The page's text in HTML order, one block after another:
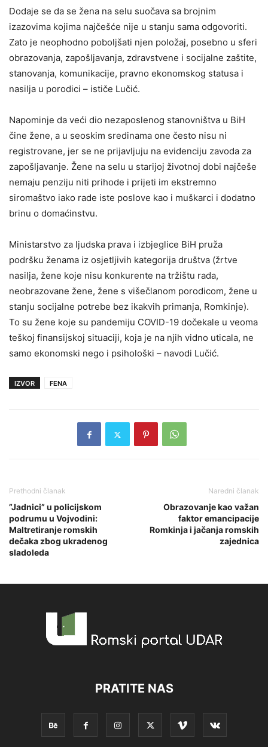
Dodaje se da se žena na selu suočava sa brojnim
izazovima kojima najčešće nije u stanju sama odgovoriti.
Zato je neophodno poboljšati njen položaj, posebno u sferi
obrazovanja, zapošljavanja, zdravstvene i socijalne zaštite,
stanovanja, komunikacije, pravno ekonomskog statusa i
nasilja u porodici – ističe Lučić.
Napominje da veći dio nezaposlenog stanovništva u BiH
čine žene, a u seoskim sredinama one često nisu ni
registrovane, jer se ne prijavljuju na evidenciju zavoda za
zapošljavanje. Žene na selu u starijoj životnoj dobi najčeše
nemaju penziju niti prihode i prijeti im ekstremno
siromaštvo iako rade iste poslove kao i muškarci i dodatno
brinu o domaćinstvu.
Ministarstvo za ljudska prava i izbjeglice BiH pruža
podršku ženama iz osjetljivih kategorija društva (žrtve
nasilja, žene koje nisu konkurente na tržištu rada,
neobrazovane žene, žene s višečlanom porodicom, žene u
stanju socijalne potrebe bez ikakvih primanja, Romkinje).
To su žene koje su pandemiju COVID-19 dočekale u veoma
teškoj finansijskoj situaciji, koja je na njih vidno uticala, ne
samo ekonomski nego i psihološki – navodi Lučić.
IZVOR FENA
Prethodni članak
”Jadnici” u policijskom
podrumu u Vojvodini:
Maltretiranje romskih
dečaka zbog ukradenog
sladoleda
Naredni članak
Obrazovanje kao važan
faktor emancipacije
Romkinja i jačanja romskih
zajednica
PRATITE NAS